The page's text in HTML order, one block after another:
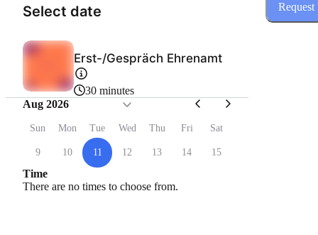
Select date
Erst-/Gespräch Ehrenamt
30 minutes
Aug 2026
Sun Mon Tue Wed Thu Fri Sat
9 10 11 12 13 14 15
Time
There are no times to choose from.